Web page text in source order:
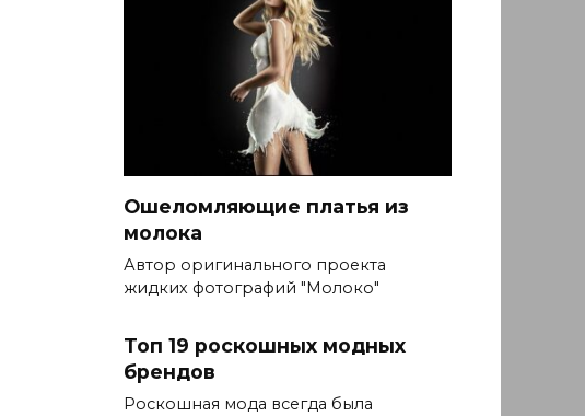
Ошеломляющие платья из
молока
Автор оригинального проекта
жидких фотографий "Молоко"
Топ 19 роскошных модных
брендов
Роскошная мода всегда была